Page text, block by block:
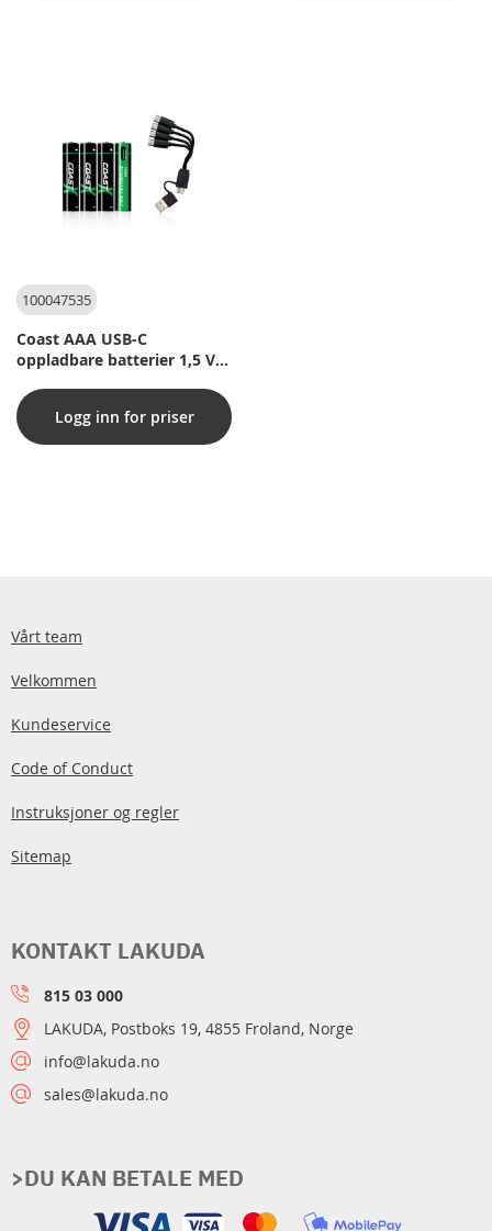
100047535
Coast AAA USB-C
oppladbare batterier 1,5 V
ladekabel
Logg inn for priser
Vårt team
Velkommen
Kundeservice
Code of Conduct
Instruksjoner og regler
Sitemap
>DU KAN BETALE MED
KONTAKT LAKUDA
815 03 000
LAKUDA, Postboks 19, 4855 Froland, Norge
info@lakuda.no
sales@lakuda.no